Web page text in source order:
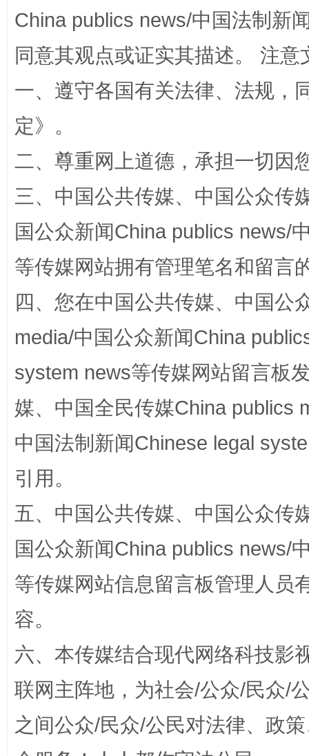
阿坝州三大球赛在茂县开幕 规模
国家大学科技园优化重塑工作
China publics news/中国法制新
同意其观点或证实其描述。 注
一、遵守各国有关法律、法规，
定》。
二、尊重网上道德，承担一切因
三、中国公共传媒、中国公众传
国公众新闻China publics news/
等传媒网站拥有管理笔名和留言
四、您在中国公共传媒、中国公
media/中国公众新闻China
system news等传媒网站留言板
媒、中国全民传媒China publics
中国法制新闻Chinese legal
引用。
五、中国公共传媒、中国公众传
国公众新闻China publics news/
等传媒网站信息留言板管理人员
容。
六、本传媒结合现代网络科技影
联网主阵地，为社会/公众/民众/
之间公众/民众/公民对法律、政